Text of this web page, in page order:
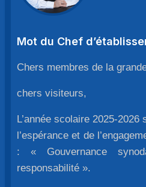
Mot du Chef
Chers membres de la
chers visiteurs,
L’année scolaire 2025-2026
l’espérance et de
: « Gouvernance
responsabilité ».